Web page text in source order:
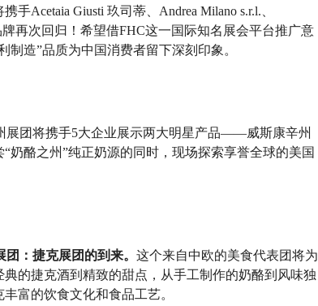
携手Acetaia Giusti 玖司蒂、Andrea Milano s.r.l.、
再次回归！希望借FHC这一国际知名展会平台推广意
造”品质为中国消费者留下深刻印象。
展团将携手5大企业展示两大明星产品——威斯康辛州
奶酪之州”纯正奶源的同时，现场探索享誉全球的美国
：捷克展团的到来。 这个来自中欧的美食代表团将为
的捷克酒到精致的甜点，从手工制作的奶酪到风味独
富的饮食文化和食品工艺。